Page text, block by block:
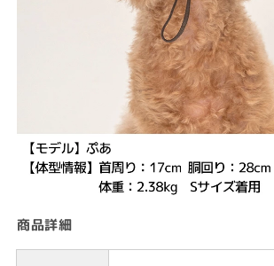
商品詳細